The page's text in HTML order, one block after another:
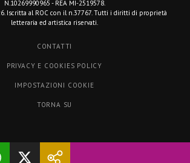
N.10269990965 - REA MI-2519578.
Iscritta al ROC con il n.37767. Tutti i diritti di proprietà
letteraria ed artistica riservati.
CONTATTI
PRIVACY E COOKIES POLICY
IMPOSTAZIONI COOKIE
TORNA SU